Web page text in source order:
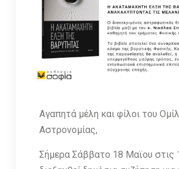
Αγαπητά μέλη και φίλοι του
Αστρονομίας,
Σήμερα Σάββατο 18 Μαϊου στις